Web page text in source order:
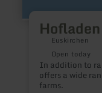
Euskirchen
Open today
In addition to
offers a wide
farms.